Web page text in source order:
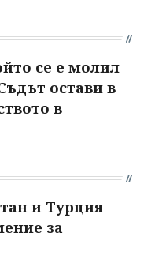
се е молил
остави в
в
и Турция
за